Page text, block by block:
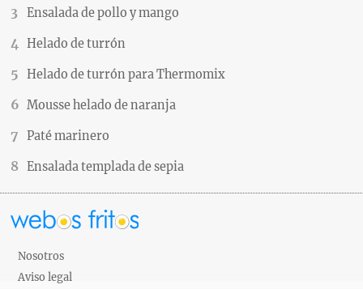
Ensalada de pollo y mango
Helado de turrón
Helado de turrón para Thermomix
Mousse helado de naranja
Paté marinero
Ensalada templada de sepia
Nosotros
Aviso legal